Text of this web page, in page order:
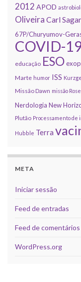
2012 APOD
Oliveira Carl
67P/Churyumov-
COVID-
educação ESO
Marte humor ISS
Missão Dawn missão
Nerdologia New
Plutão Processamento de
Hubble Terra
META
Iniciar sessão
Feed de entradas
Feed de comentários
WordPress.org